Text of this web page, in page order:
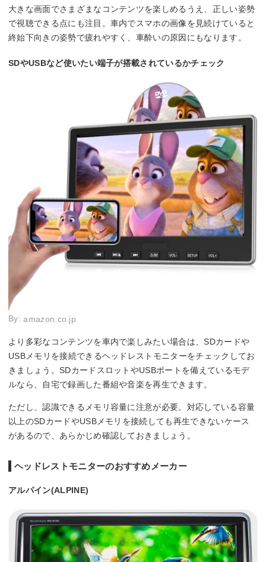
大きな画面でさまざまなコンテンツを楽しめるうえ、正しい姿勢
で視聴できる点にも注目。車内でスマホの画像を見続けていると
終始下向きの姿勢で疲れやすく、車酔いの原因にもなります。
SDやUSBなど使いたい端子が搭載されているかチェック
By:amazon.co.jp
より多彩なコンテンツを車内で楽しみたい場合は、SDカードや
USBメモリを接続できるヘッドレストモニターをチェックしてお
きましょう。SDカードスロットやUSBポートを備えているモデ
ルなら、自宅で録画した番組や音楽を再生できます。
ただし、認識できるメモリ容量に注意が必要。対応している容量
以上のSDカードやUSBメモリを接続しても再生できないケース
があるので、あらかじめ確認しておきましょう。
ヘッドレストモニターのおすすめメーカー
アルパイン(ALPINE)